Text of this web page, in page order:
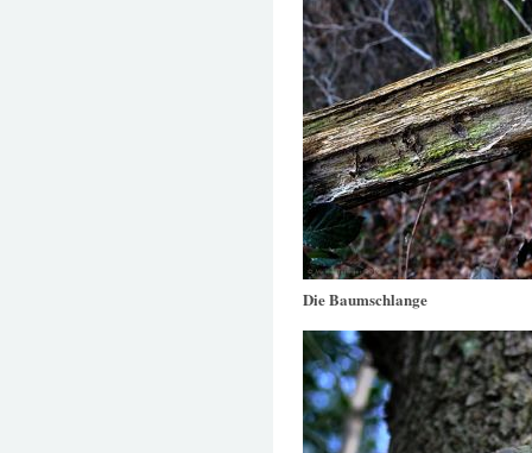
Die Baumschlange